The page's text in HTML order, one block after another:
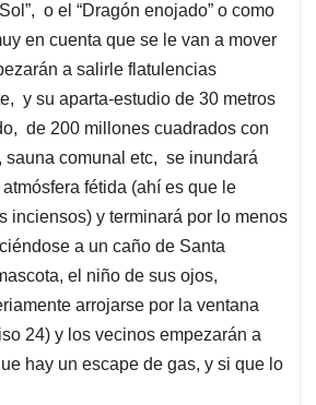
o el “Dragón enojado” o como
en cuenta que se le van a mover
a salirle flatulencias
y su aparta-estudio de 30 metros
de 200 millones cuadrados con
sauna comunal etc, se inundará
fétida (ahí es que le
inciensos) y terminará por lo menos
a un caño de Santa
el niño de sus ojos,
arrojarse por la ventana
24) y los vecinos empezarán a
hay un escape de gas, y si que lo